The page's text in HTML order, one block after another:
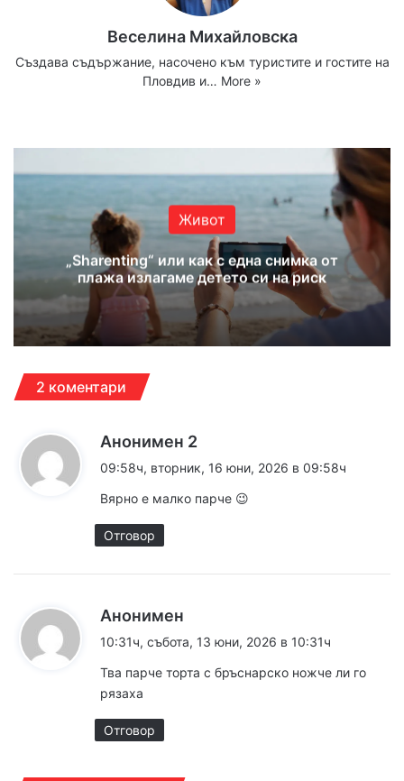
Веселина Михайловска
Създава съдържание, насочено към туристите и гостите на
Пловдив и… More »
Живот
„Sharenting“ или как с една снимка от
плажа излагаме детето си на риск
2 коментари
Анонимен 2
а
09:58ч, вторник, 16 юни, 2026 в 09:58ч
Вярно е малко парче 😉
Отговор
Анонимен
а
10:31ч, събота, 13 юни, 2026 в 10:31ч
Тва парче торта с бръснарско ножче ли го
рязаха
Отговор